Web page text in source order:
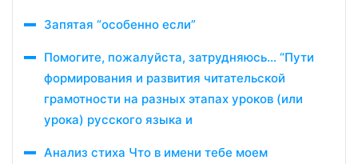
Запятая “особенно если”
Помогите, пожалуйста, затрудняюсь… “Пути
формирования и развития читательской
грамотности на разных этапах уроков (или
урока) русского языка и
Анализ стиха Что в имени тебе моем